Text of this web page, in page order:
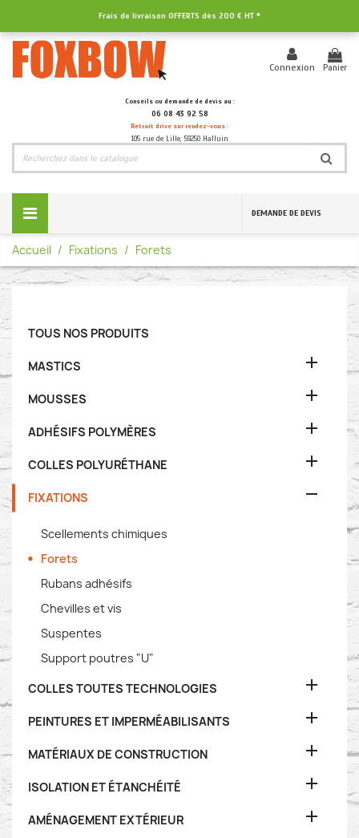
Frais de livraison OFFERTS dès 200 € HT *
Conseils ou demande de devis au :
06 08 43 92 58
Retrait drive sur rendez-vous :
105 rue de Lille, 59250 Halluin
Connexion Panier
DEMANDE DE DEVIS
Accueil Fixations Forets
TOUS NOS PRODUITS
MASTICS 
MOUSSES 
ADHÉSIFS POLYMÈRES 
COLLES POLYURÉTHANE 
FIXATIONS 
Scellements chimiques
Forets
Rubans adhésifs
Chevilles et vis
Suspentes
Support poutres "U"
COLLES TOUTES TECHNOLOGIES

PEINTURES ET IMPERMÉABILISANTS 
MATÉRIAUX DE CONSTRUCTION 
ISOLATION ET ÉTANCHÉITÉ 
AMÉNAGEMENT EXTÉRIEUR 